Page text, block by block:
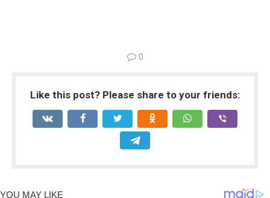
0
Like this post? Please share to your friends: